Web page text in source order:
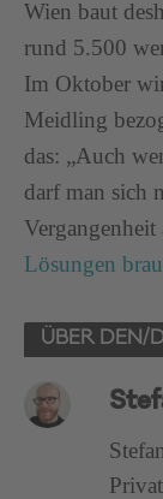
Wien baut
rund 5.500
Im Oktober
Meidling
das: „Auch
darf man sich
Vergangenheit
Lösungen
ÜBER DEN/